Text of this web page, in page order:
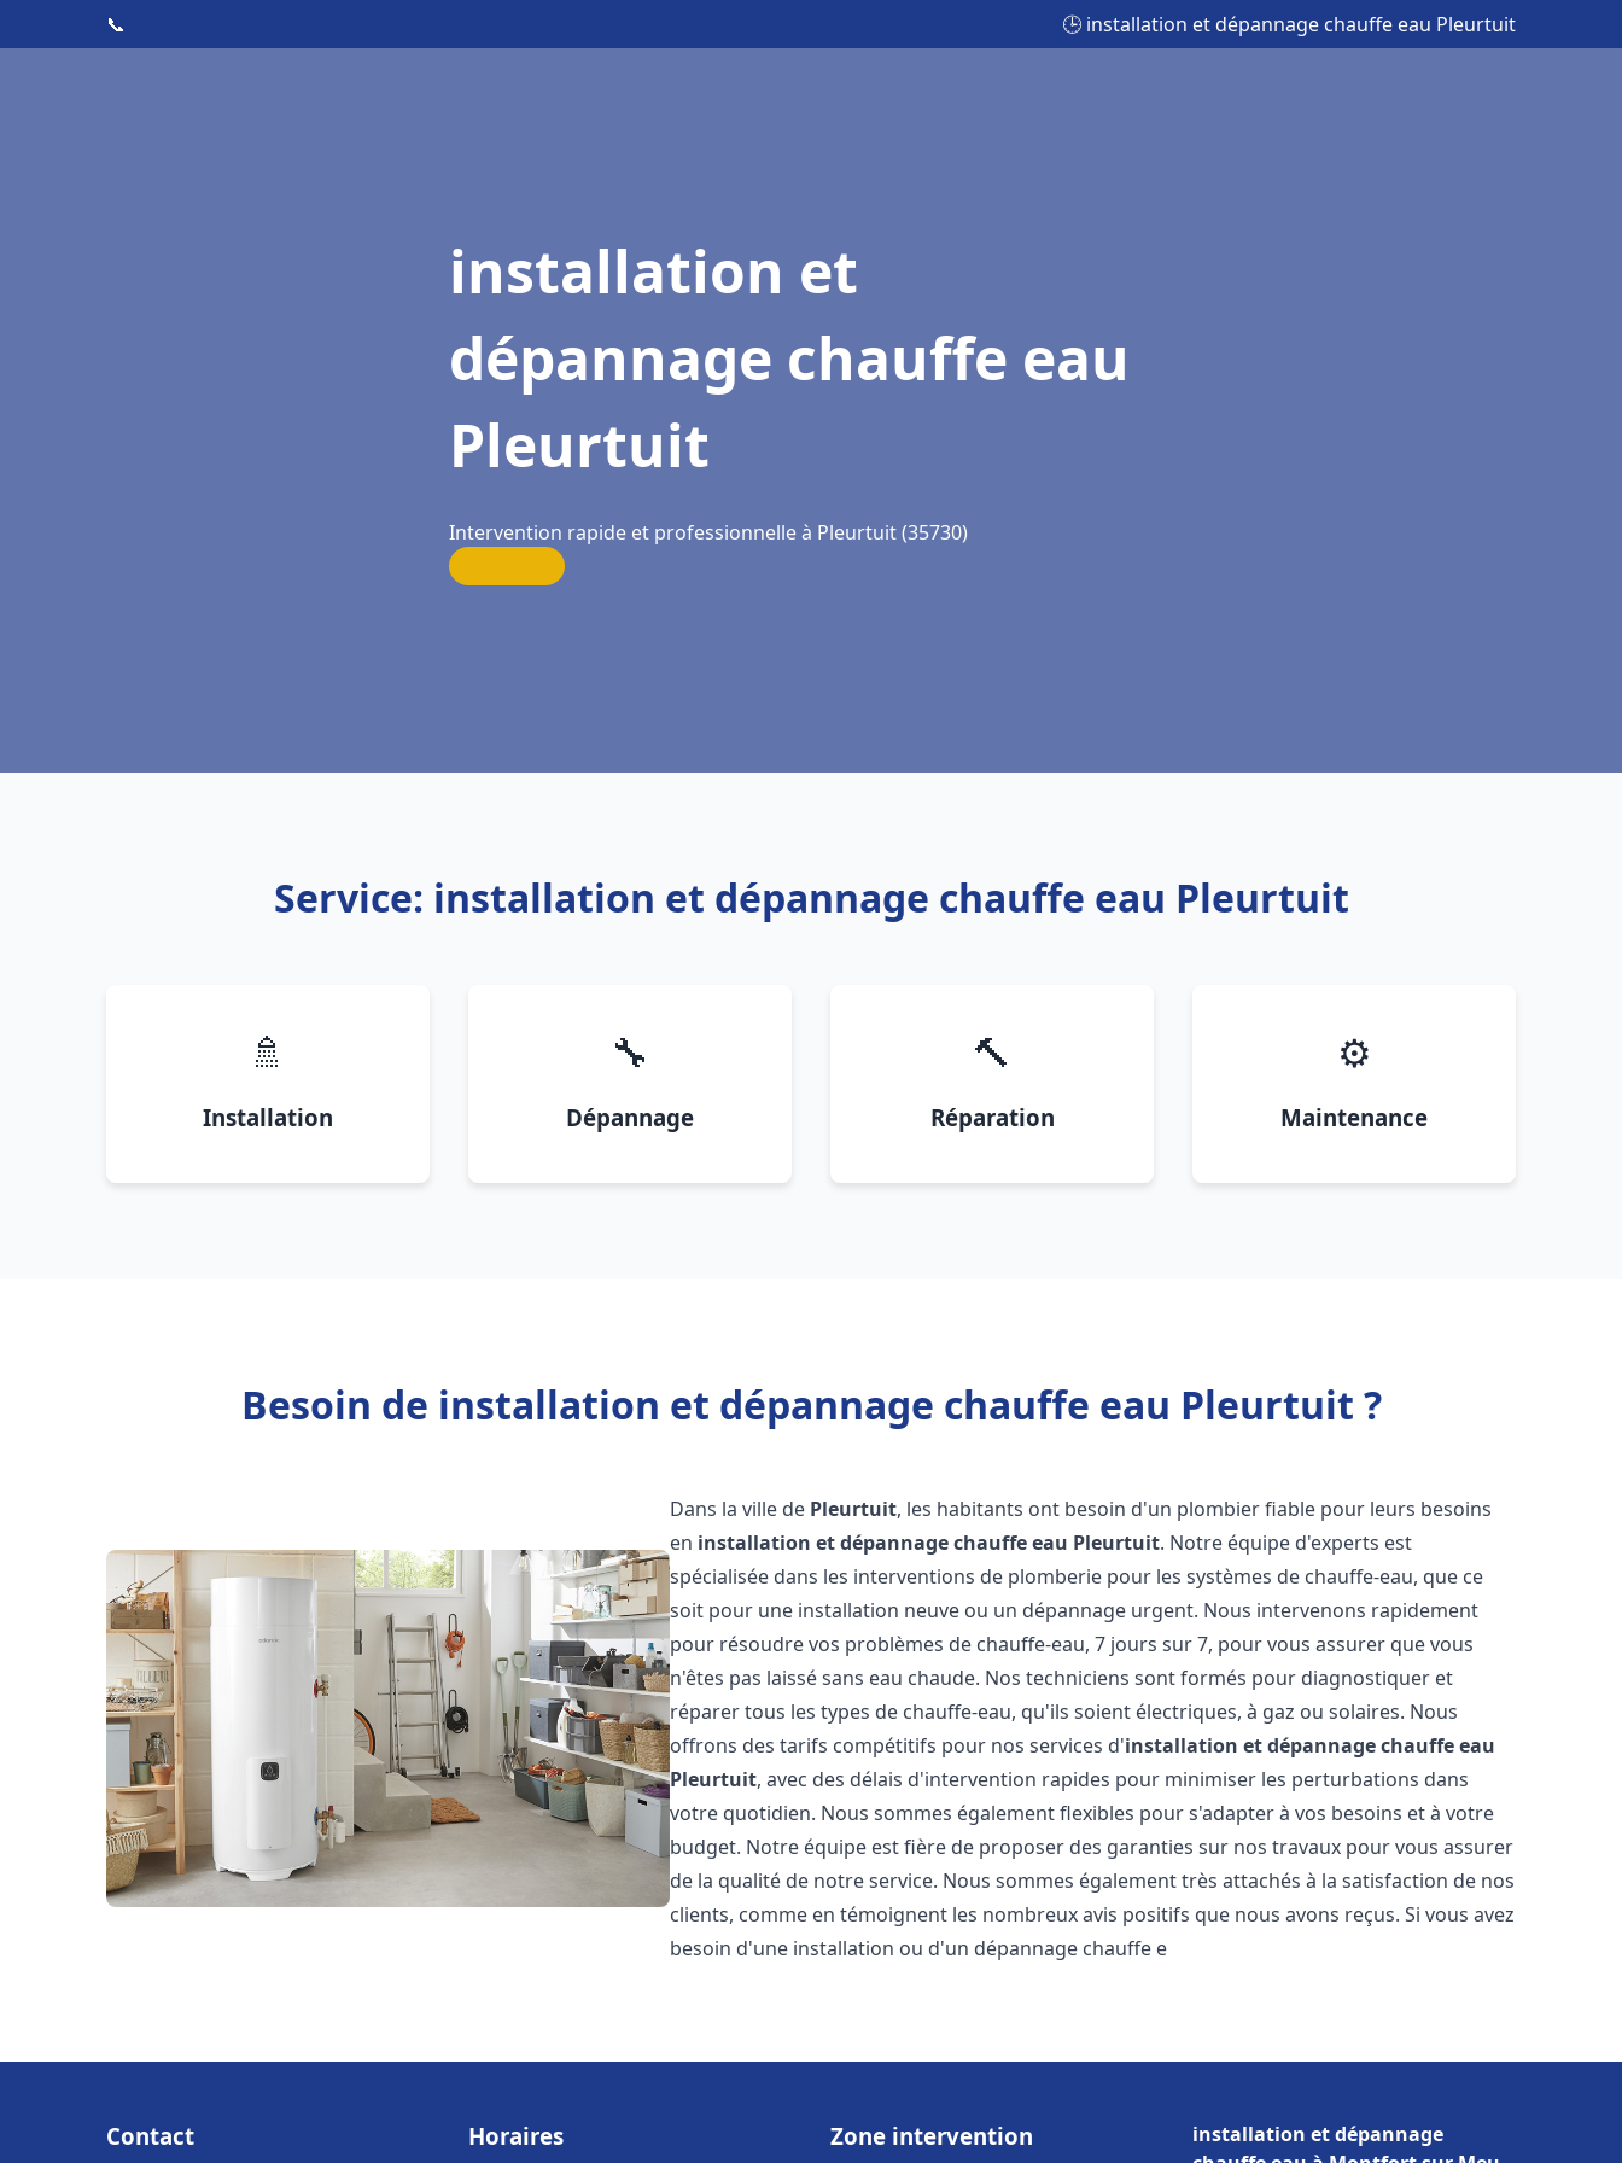
📞 🕒 installation et dépannage chauffe eau Pleurtuit
installation et
dépannage chauffe eau
Pleurtuit
Intervention rapide et professionnelle à Pleurtuit (35730)
Service: installation et dépannage chauffe eau Pleurtuit
🚿
Installation
🔧
Dépannage
🔨
Réparation
⚙️
Maintenance
Besoin de installation et dépannage chauffe eau Pleurtuit ?
Dans la ville de Pleurtuit, les habitants ont besoin d'un plombier fiable pour leurs besoins
en installation et dépannage chauffe eau Pleurtuit. Notre équipe d'experts est
spécialisée dans les interventions de plomberie pour les systèmes de chauffe-eau, que ce
soit pour une installation neuve ou un dépannage urgent. Nous intervenons rapidement
pour résoudre vos problèmes de chauffe-eau, 7 jours sur 7, pour vous assurer que vous
n'êtes pas laissé sans eau chaude. Nos techniciens sont formés pour diagnostiquer et
réparer tous les types de chauffe-eau, qu'ils soient électriques, à gaz ou solaires. Nous
offrons des tarifs compétitifs pour nos services d'installation et dépannage chauffe eau
Pleurtuit, avec des délais d'intervention rapides pour minimiser les perturbations dans
votre quotidien. Nous sommes également flexibles pour s'adapter à vos besoins et à votre
budget. Notre équipe est fière de proposer des garanties sur nos travaux pour vous assurer
de la qualité de notre service. Nous sommes également très attachés à la satisfaction de nos
clients, comme en témoignent les nombreux avis positifs que nous avons reçus. Si vous avez
besoin d'une installation ou d'un dépannage chauffe e
Contact Horaires Zone intervention
installation et dépannage